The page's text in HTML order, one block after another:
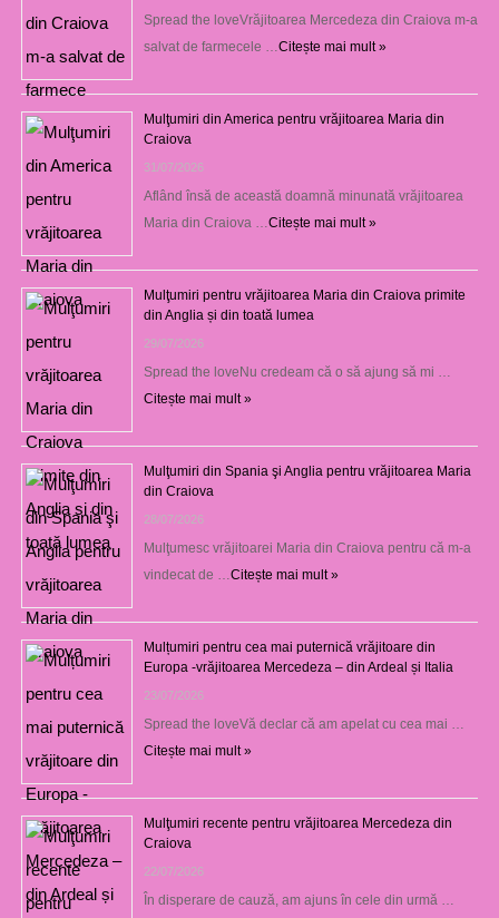
Spread the loveVrăjitoarea Mercedeza din Craiova m-a
salvat de farmecele …Citește mai mult »
Mulţumiri din America pentru vrăjitoarea Maria din
Craiova
31/07/2026
Aflând însă de această doamnă minunată vrăjitoarea
Maria din Craiova …Citește mai mult »
Mulţumiri pentru vrăjitoarea Maria din Craiova primite
din Anglia și din toată lumea
29/07/2026
Spread the loveNu credeam că o să ajung să mi …
Citește mai mult »
Mulţumiri din Spania şi Anglia pentru vrăjitoarea Maria
din Craiova
28/07/2026
Mulţumesc vrăjitoarei Maria din Craiova pentru că m-a
vindecat de …Citește mai mult »
Mulțumiri pentru cea mai puternică vrăjitoare din
Europa -vrăjitoarea Mercedeza – din Ardeal și Italia
23/07/2026
Spread the loveVă declar că am apelat cu cea mai …
Citește mai mult »
Mulţumiri recente pentru vrăjitoarea Mercedeza din
Craiova
22/07/2026
În disperare de cauză, am ajuns în cele din urmă …